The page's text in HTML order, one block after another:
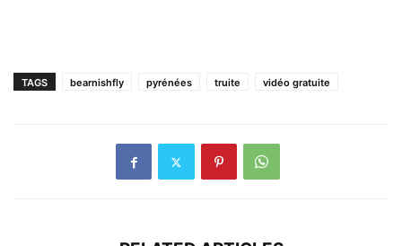
TAGS bearnishfly pyrénées truite vidéo gratuite